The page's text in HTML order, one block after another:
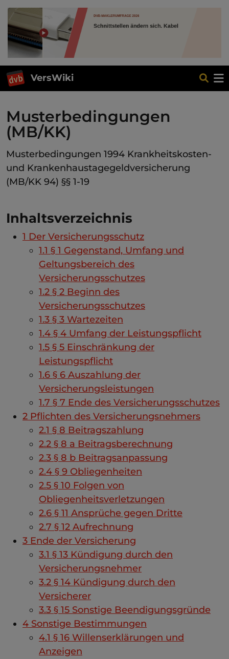
VersWiki
Musterbedingungen
(MB/KK)
Musterbedingungen 1994 Krankheitskosten-
und Krankenhaustagegeldversicherung
(MB/KK 94) §§ 1-19
Inhaltsverzeichnis
1 Der Versicherungsschutz
1.1 § 1 Gegenstand, Umfang und
Geltungsbereich des
Versicherungsschutzes
1.2 § 2 Beginn des
Versicherungsschutzes
1.3 § 3 Wartezeiten
1.4 § 4 Umfang der Leistungspflicht
1.5 § 5 Einschränkung der
Leistungspflicht
1.6 § 6 Auszahlung der
Versicherungsleistungen
1.7 § 7 Ende des Versicherungsschutzes
2 Pflichten des Versicherungsnehmers
2.1 § 8 Beitragszahlung
2.2 § 8 a Beitragsberechnung
2.3 § 8 b Beitragsanpassung
2.4 § 9 Obliegenheiten
2.5 § 10 Folgen von
Obliegenheitsverletzungen
2.6 § 11 Ansprüche gegen Dritte
2.7 § 12 Aufrechnung
3 Ende der Versicherung
3.1 § 13 Kündigung durch den
Versicherungsnehmer
3.2 § 14 Kündigung durch den
Versicherer
3.3 § 15 Sonstige Beendigungsgründe
4 Sonstige Bestimmungen
4.1 § 16 Willenserklärungen und
Anzeigen